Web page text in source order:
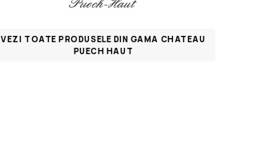
VEZI TOATE PRODUSELE DIN GAMA CHATEAU
PUECH HAUT